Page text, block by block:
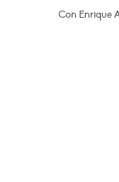
Con Enrique